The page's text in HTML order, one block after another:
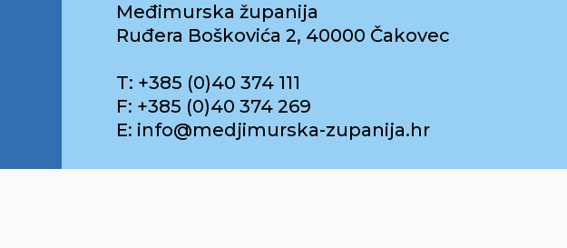
Međimurska županija
Ruđera Boškovića 2, 40000 Čakovec
T: +385 (0)40 374 111
F: +385 (0)40 374 269
E: info@medjimurska-zupanija.hr